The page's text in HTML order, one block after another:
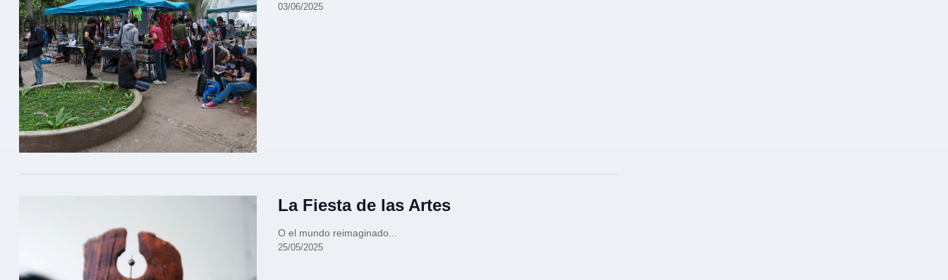
03/06/2025
La Fiesta de las Artes
O el mundo reimaginado...
25/05/2025